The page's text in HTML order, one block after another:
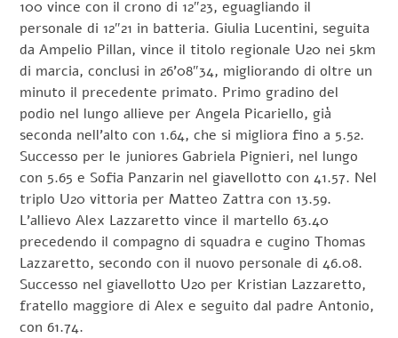
100 vince con il crono di 12″23, eguagliando il
personale di 12″21 in batteria. Giulia Lucentini, seguita
da Ampelio Pillan, vince il titolo regionale U20 nei 5km
di marcia, conclusi in 26’08″34, migliorando di oltre un
minuto il precedente primato. Primo gradino del
podio nel lungo allieve per Angela Picariello, già
seconda nell’alto con 1.64, che si migliora fino a 5.52.
Successo per le juniores Gabriela Pignieri, nel lungo
con 5.65 e Sofia Panzarin nel giavellotto con 41.57. Nel
triplo U20 vittoria per Matteo Zattra con 13.59.
L’allievo Alex Lazzaretto vince il martello 63.40
precedendo il compagno di squadra e cugino Thomas
Lazzaretto, secondo con il nuovo personale di 46.08.
Successo nel giavellotto U20 per Kristian Lazzaretto,
fratello maggiore di Alex e seguito dal padre Antonio,
con 61.74.